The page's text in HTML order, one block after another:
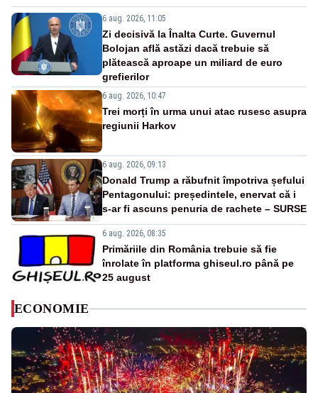
6 aug. 2026, 11:05
Zi decisivă la Înalta Curte. Guvernul
Bolojan află astăzi dacă trebuie să
plătească aproape un miliard de euro
grefierilor
6 aug. 2026, 10:47
Trei morți în urma unui atac rusesc asupra
regiunii Harkov
6 aug. 2026, 09:13
Donald Trump a răbufnit împotriva șefului
Pentagonului: președintele, enervat că i
s-ar fi ascuns penuria de rachete – SURSE
6 aug. 2026, 08:35
Primăriile din România trebuie să fie
înrolate în platforma ghiseul.ro până pe
25 august
ECONOMIE